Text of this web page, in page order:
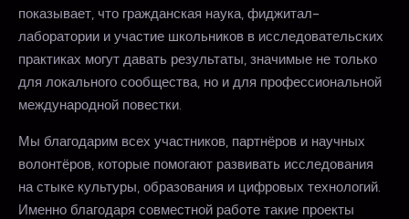
показывает, что гражданская наука, фиджитал-
лаборатории и участие школьников в исследовательских
практиках могут давать результаты, значимые не только
для локального сообщества, но и для профессиональной
международной повестки.
Мы благодарим всех участников, партнёров и научных
волонтёров, которые помогают развивать исследования
на стыке культуры, образования и цифровых технологий.
Именно благодаря совместной работе такие проекты